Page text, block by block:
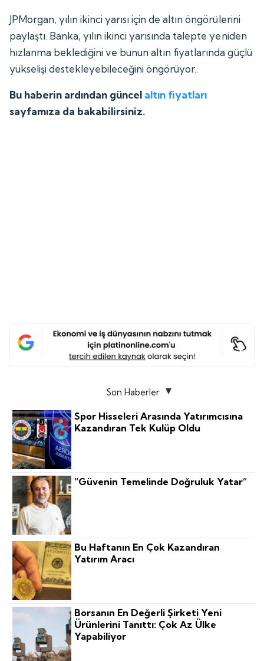
JPMorgan, yılın ikinci yarısı için de altın öngörülerini
paylaştı. Banka, yılın ikinci yarısında talepte yeniden
hızlanma beklediğini ve bunun altın fiyatlarında güçlü
yükselişi destekleyebileceğini öngörüyor..
Bu haberin ardından güncel altın fiyatları
sayfamıza da bakabilirsiniz.
Son Haberler
Spor Hisseleri Arasında Yatırımcısına
Kazandıran Tek Kulüp Oldu
“Güvenin Temelinde Doğruluk Yatar”
Bu Haftanın En Çok Kazandıran
Yatırım Aracı
Borsanın En Değerli Şirketi Yeni
Ürünlerini Tanıttı: Çok Az Ülke
Yapabiliyor